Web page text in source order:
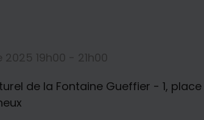
2025 19h00 - 21h00
de la Fontaine Gueffier - 1,